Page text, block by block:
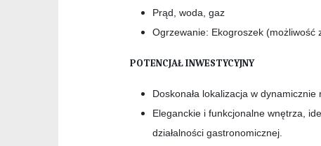
Prąd, woda, gaz
Ogrzewanie: Ekogroszek (możliwość
POTENCJAŁ INWESTYCYJNY
Doskonała lokalizacja w
Eleganckie i funkcjonalne wnętrza,
działalności gastronomicznej.